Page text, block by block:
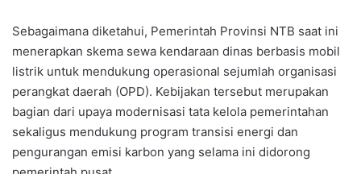
Sebagaimana diketahui, Pemerintah Provinsi NTB saat ini
menerapkan skema sewa kendaraan dinas berbasis mobil
listrik untuk mendukung operasional sejumlah organisasi
perangkat daerah (OPD). Kebijakan tersebut merupakan
bagian dari upaya modernisasi tata kelola pemerintahan
sekaligus mendukung program transisi energi dan
pengurangan emisi karbon yang selama ini didorong